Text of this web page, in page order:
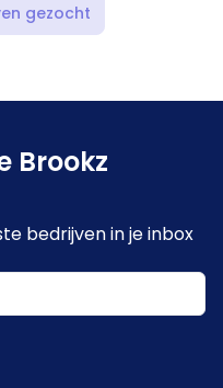
gezocht
Brookz
bedrijven in je inbox